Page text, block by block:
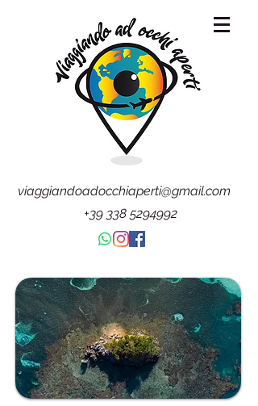
viaggiandoadocchiaperti@gmail.com
+39 338 5294992